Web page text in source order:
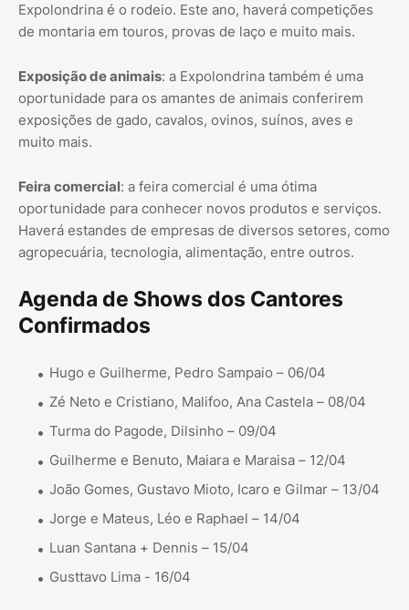
Expolondrina é o rodeio. Este ano, haverá competições
de montaria em touros, provas de laço e muito mais.
Exposição de animais: a Expolondrina também é uma
oportunidade para os amantes de animais conferirem
exposições de gado, cavalos, ovinos, suínos, aves e
muito mais.
Feira comercial: a feira comercial é uma ótima
oportunidade para conhecer novos produtos e serviços.
Haverá estandes de empresas de diversos setores, como
agropecuária, tecnologia, alimentação, entre outros.
Agenda de Shows dos Cantores
Confirmados
Hugo e Guilherme, Pedro Sampaio – 06/04
Zé Neto e Cristiano, Malifoo, Ana Castela – 08/04
Turma do Pagode, Dilsinho – 09/04
Guilherme e Benuto, Maiara e Maraisa – 12/04
João Gomes, Gustavo Mioto, Icaro e Gilmar – 13/04
Jorge e Mateus, Léo e Raphael – 14/04
Luan Santana + Dennis – 15/04
Gusttavo Lima - 16/04